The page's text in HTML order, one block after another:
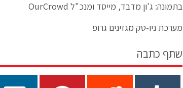
בתמונה: ג'ון מדבד, מייסד ומנכ"ל OurCrowd
מערכת ניו-טק מגזינים גרופ
שתף כתבה